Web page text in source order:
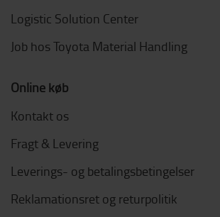
Logistic Solution Center
Job hos Toyota Material Handling
Online køb
Kontakt os
Fragt & Levering
Leverings- og betalingsbetingelser
Reklamationsret og returpolitik